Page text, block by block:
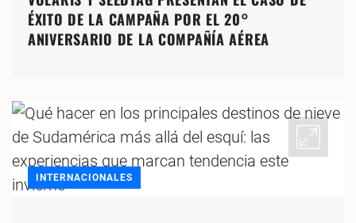
ÉXITO DE LA CAMPAÑA POR EL 20°
ANIVERSARIO DE LA COMPAÑÍA AÉREA
INTERNACIONALES